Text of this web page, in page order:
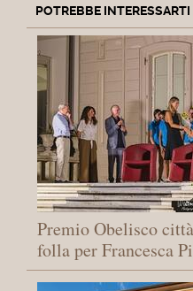
POTREBBE INTERESSARTI
Premio Obelisco
folla per Francesca